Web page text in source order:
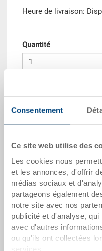
Consentement
Ce site web utilise des
Les cookies nous
et les annonces, d'offrir
médias sociaux et
partageons également
notre site avec nos
publicité et d'analyse,
avec d'autres
ou qu'ils ont collectées
Heure de livraison:
Quantité
Dès 50 pièces
Dès 100 pièces
Dès 250 pièces
Quantités